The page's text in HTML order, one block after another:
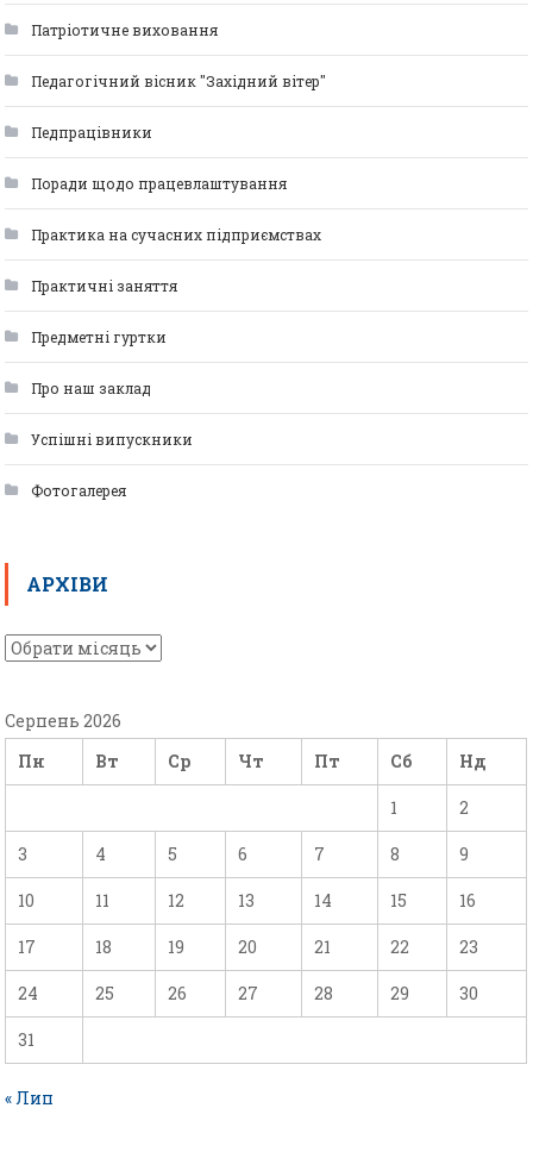
Патріотичне виховання
Педагогічний вісник "Західний вітер"
Педпрацівники
Поради щодо працевлаштування
Практика на сучасних підприємствах
Практичні заняття
Предметні гуртки
Про наш заклад
Успішні випускники
Фотогалерея
АРХІВИ
Серпень 2026
Пн
Вт Ср Чт Пт Сб Нд
1 2
3 4 5 6 7 8 9
10 11 12 13 14 15 16
17 18 19 20 21 22 23
24 25 26 27 28 29 30
31
« Лип